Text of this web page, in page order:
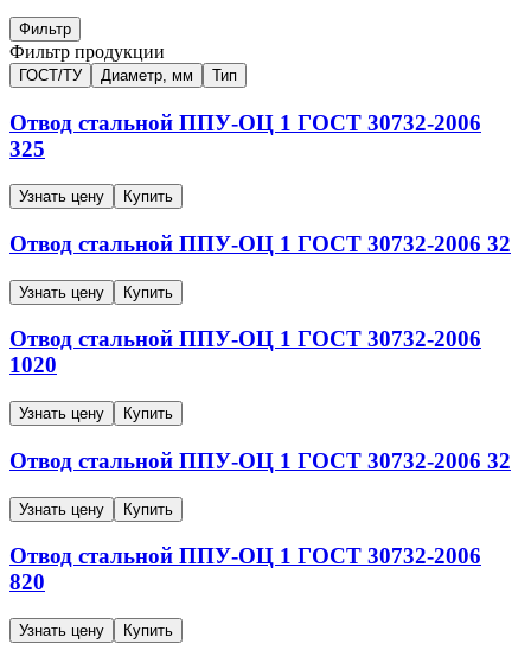
Фильтр
Фильтр продукции
ГОСТ/ТУ Диаметр, мм Тип
Отвод стальной ППУ-ОЦ 1 ГОСТ 30732-2006
325
Узнать цену Купить
Отвод стальной ППУ-ОЦ 1 ГОСТ 30732-2006 32
Узнать цену Купить
Отвод стальной ППУ-ОЦ 1 ГОСТ 30732-2006
1020
Узнать цену Купить
Отвод стальной ППУ-ОЦ 1 ГОСТ 30732-2006 32
Узнать цену Купить
Отвод стальной ППУ-ОЦ 1 ГОСТ 30732-2006
820
Узнать цену Купить